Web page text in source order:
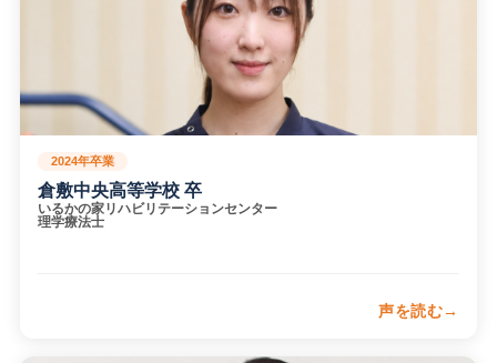
す。理学療法士の可能性を広げる立場として、後進の育成に
2024年卒業
倉敷中央高等学校 卒
いるかの家リハビリテーションセンター
理学療法士
声を読む